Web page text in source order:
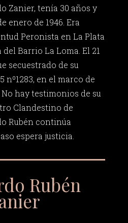
Zanier, tenía 30 años y
enero de 1946. Era
Peronista en La Plata
Barrio La Loma. El 21
secuestrado de su
nº1283, en el marco de
hay testimonios de su
Clandestino de
Rubén continúa
espera justicia.
Rubén